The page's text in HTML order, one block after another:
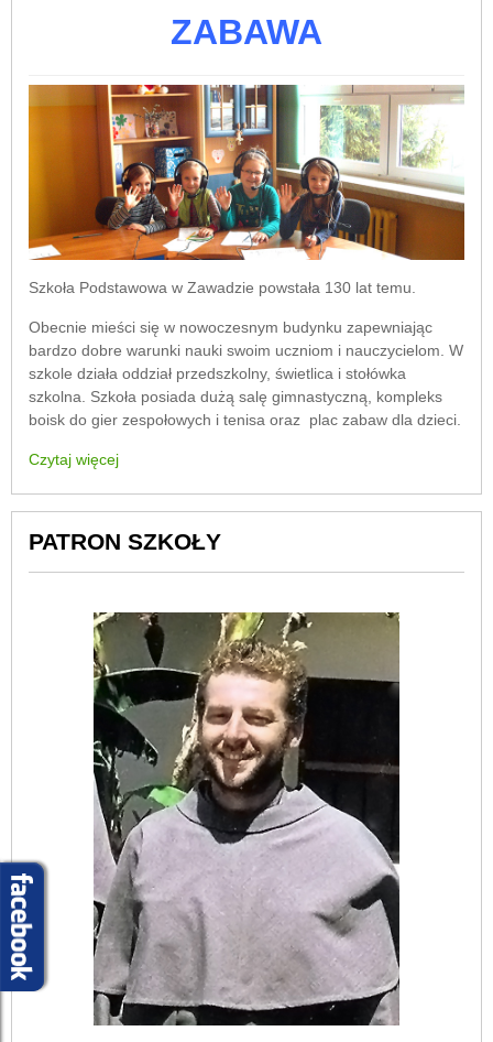
ZABAWA
Szkoła Podstawowa w Zawadzie powstała 130 lat temu.
Obecnie mieści się w nowoczesnym budynku zapewniając
bardzo dobre warunki nauki swoim uczniom i nauczycielom. W
szkole działa oddział przedszkolny, świetlica i stołówka
szkolna. Szkoła posiada dużą salę gimnastyczną, kompleks
boisk do gier zespołowych i tenisa oraz plac zabaw dla dzieci.
Czytaj więcej
PATRON SZKOŁY